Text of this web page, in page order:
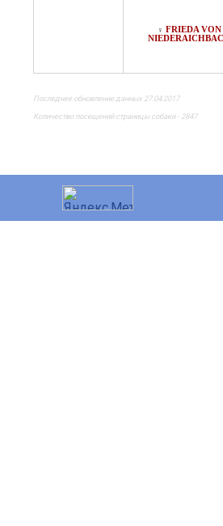
♀ FRIEDA VON
Последнее обновление данных 27.04.2017
Количество посещений страницы собаки - 2847